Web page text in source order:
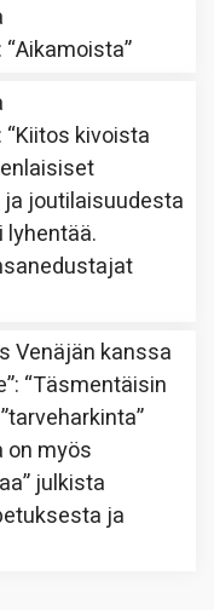
: “Aikamoista”
: “Kiitos kivoista
joutilaisuudesta
Venäjän kanssa
: “Täsmentäisin
on myös
julkista
ja